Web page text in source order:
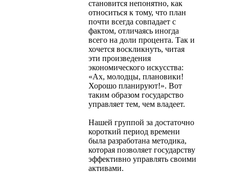
становится непонятно, как
относиться к тому, что план
почти всегда совпадает с
фактом, отличаясь иногда
всего на доли процента. Так и
хочется воскликнуть, читая
эти произведения
экономического искусства:
«Ах, молодцы, плановики!
Хорошо планируют!». Вот
таким образом государство
управляет тем, чем владеет.
Нашей группой за достаточно
короткий период времени
была разработана методика,
которая позволяет государству
эффективно управлять своими
активами.